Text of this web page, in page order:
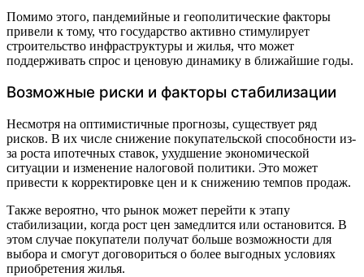
Помимо этого, пандемийные и геополитические факторы
привели к тому, что государство активно стимулирует
строительство инфраструктуры и жилья, что может
поддерживать спрос и ценовую динамику в ближайшие годы.
Возможные риски и факторы стабилизации
Несмотря на оптимистичные прогнозы, существует ряд
рисков. В их числе снижение покупательской способности из-
за роста ипотечных ставок, ухудшение экономической
ситуации и изменение налоговой политики. Это может
привести к корректировке цен и к снижению темпов продаж.
Также вероятно, что рынок может перейти к этапу
стабилизации, когда рост цен замедлится или остановится. В
этом случае покупатели получат больше возможности для
выбора и смогут договориться о более выгодных условиях
приобретения жилья.